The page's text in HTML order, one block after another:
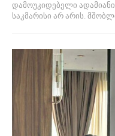
დამოუკიდებელი
საკმარისი არ არის.